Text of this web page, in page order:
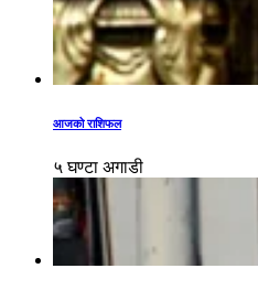
आजको राशिफल
५ घण्टा अगाडी